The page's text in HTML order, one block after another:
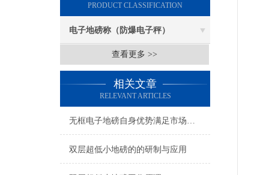
PRODUCT CLASSIFICATION
电子地磅称（防爆电子秤）
查看更多 >>
相关文章
RELEVANT ARTICLES
无框电子地磅自身优势满足市场需求
双层超低小地磅的的研制与应用